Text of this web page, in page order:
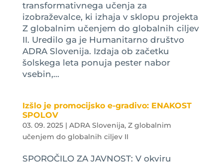
transformativnega učenja za
izobraževalce, ki izhaja v sklopu projekta
Z globalnim učenjem do globalnih ciljev
II. Uredilo ga je Humanitarno društvo
ADRA Slovenija. Izdaja ob začetku
šolskega leta ponuja pester nabor
vsebin,...
Izšlo je promocijsko e-gradivo: ENAKOST
SPOLOV
03. 09. 2025| ADRA Slovenija, Z globalnim
učenjem do globalnih ciljev II
SPOROČILO ZA JAVNOST: V okviru